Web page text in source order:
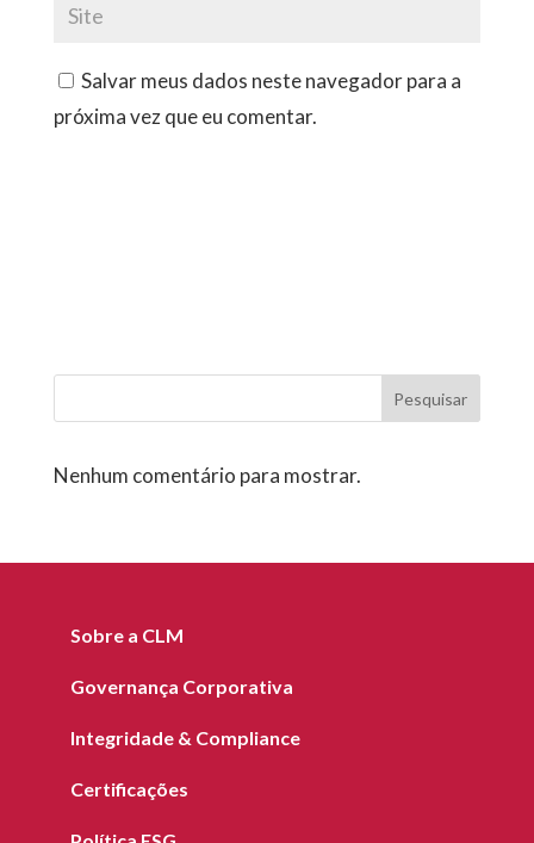
Salvar meus dados neste navegador para a
próxima vez que eu comentar.
Pesquisar
Nenhum comentário para mostrar.
Sobre a CLM
Governança Corporativa
Integridade & Compliance
Certificações